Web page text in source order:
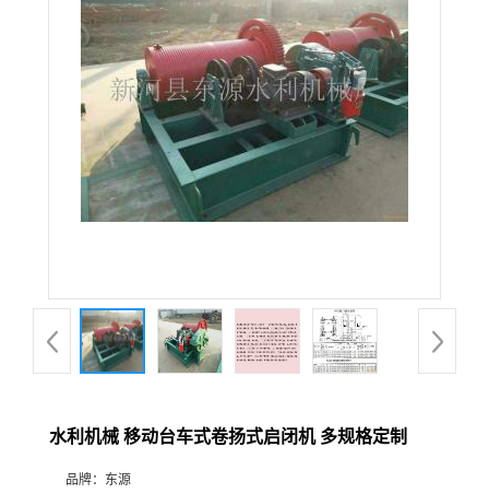
水利机械 移动台车式卷扬式启闭机 多规格定制
品牌： 东源